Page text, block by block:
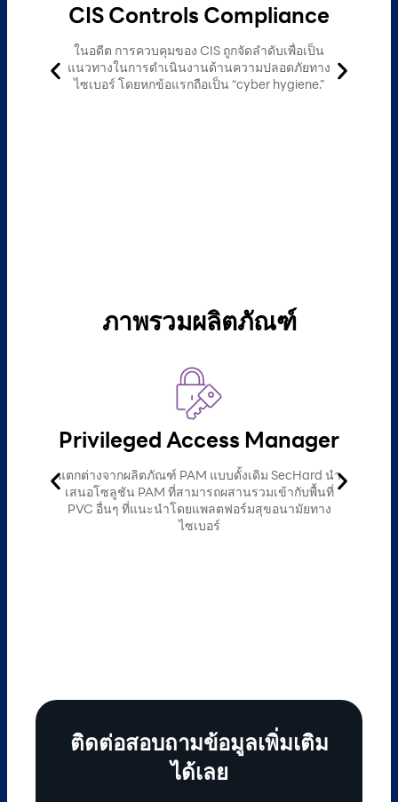
CIS Controls Compliance
ในอดีต การควบคุมของ CIS ถูกจัดลำดับเพื่อเป็น
แนวทางในการดำเนินงานด้านความปลอดภัยทาง
ไซเบอร์ โดยหกข้อแรกถือเป็น “cyber hygiene.”
ภาพรวมผลิตภัณฑ์
Privileged Access Manager
แตกต่างจากผลิตภัณฑ์ PAM แบบดั้งเดิม SecHard นำ
เสนอโซลูชัน PAM ที่สามารถผสานรวมเข้ากับพื้นที่
PVC อื่นๆ ที่แนะนำโดยแพลตฟอร์มสุขอนามัยทาง
ไซเบอร์
ติดต่อสอบถามข้อมูลเพิ่มเติม
ได้เลย